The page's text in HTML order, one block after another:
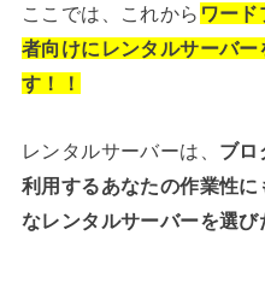
ここでは、これから ワー
者向けにレンタルサーバ
す！！
レンタルサーバーは、 ブロ
利用するあなたの作業性
なレンタルサーバーを選び